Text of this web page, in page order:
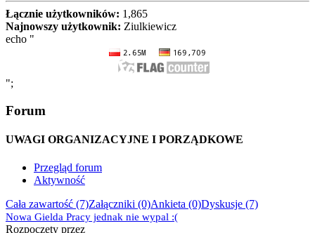
Łącznie użytkowników: 1,865
Najnowszy użytkownik: Ziulkiewicz
echo "
";
Forum
UWAGI ORGANIZACYJNE I PORZĄDKOWE
Przegląd forum
Aktywność
Cała zawartość (7)Załączniki (0)Ankieta (0)Dyskusje (7)
Nowa Gielda Pracy jednak nie wypal :(
Rozpoczęty przez